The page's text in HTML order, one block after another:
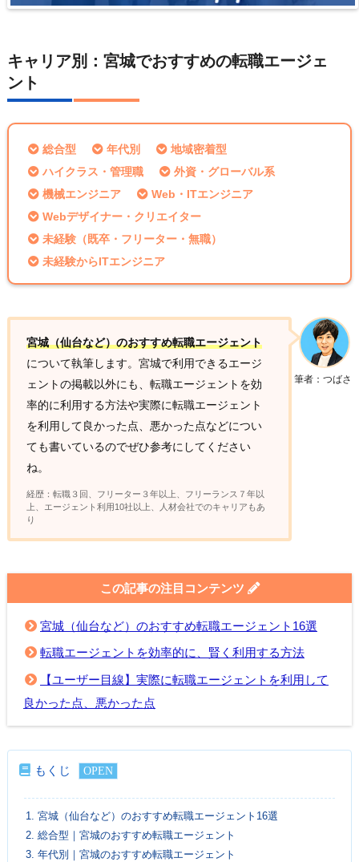
キャリア別：宮城でおすすめの転職エージェ
ント
総合型 年代別
地域密着型
ハイクラス・管理職
外資・グローバル系
機械エンジニア
Web・ITエンジニア
Webデザイナー・クリエイター
未経験（既卒・フリーター・無職）
未経験からITエンジニア
筆者：つばさ
宮城（仙台など）のおすすめ転職エージェント
について執筆します。宮城で利用できるエージ
ェントの掲載以外にも、転職エージェントを効
率的に利用する方法や実際に転職エージェント
を利用して良かった点、悪かった点などについ
ても書いているのでぜひ参考にしてください
ね。
経歴：転職３回、フリーター３年以上、フリーランス７年以
上、エージェント利用10社以上、人材会社でのキャリアもあ
り
この記事の注目コンテンツ
宮城（仙台など）のおすすめ転職エージェント16選
転職エージェントを効率的に、賢く利用する方法
【ユーザー目線】実際に転職エージェントを利用して
良かった点、悪かった点
もくじ
1. 宮城（仙台など）のおすすめ転職エージェント16選
2. 総合型｜宮城のおすすめ転職エージェント
3. 年代別｜宮城のおすすめ転職エージェント